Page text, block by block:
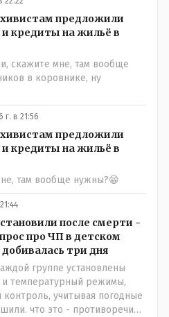
предложили
кредиты на жильё в
скажите мне, там вообще
в коровнике, ну
г. в 21:56
предложили
кредиты на жильё в
там вообще нужны?😁
после смерти -
про ЧП в детском
три дня
группе установлены
температурный режимы,
учитывая погодные
что это - противоречие.